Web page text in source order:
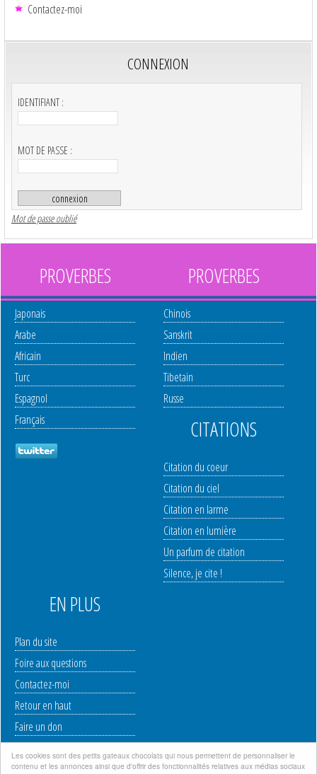
Les cookies sont des petits gateaux chocolats qui nous permettent de personnaliser le
contenu et les annonces ainsi que d'offrir des fonctionnalités relatives aux médias sociaux
Contactez-moi
CONNEXION
IDENTIFIANT :
MOT DE PASSE :
Mot de passe oublié
PROVERBES
Japonais
Arabe
Africain
Turc
Espagnol
Français
PROVERBES
Chinois
Sanskrit
Indien
Tibetain
Russe
CITATIONS
Citation du coeur
Citation du ciel
Citation en larme
Citation en lumière
Un parfum de citation
Silence, je cite !
EN PLUS
Plan du site
Foire aux questions
Contactez-moi
Retour en haut
Faire un don